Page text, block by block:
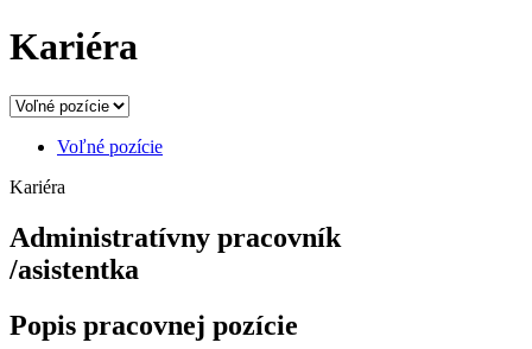
Kariéra
Voľné pozície
Kariéra
Administratívny pracovník
/asistentka
Popis pracovnej pozície